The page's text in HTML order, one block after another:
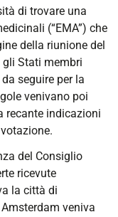
di trovare una
(“EMA”) che
della riunione del
gli Stati membri
seguire per la
venivano poi
recante indicazioni
del Consiglio
ricevute
la città di
veniva